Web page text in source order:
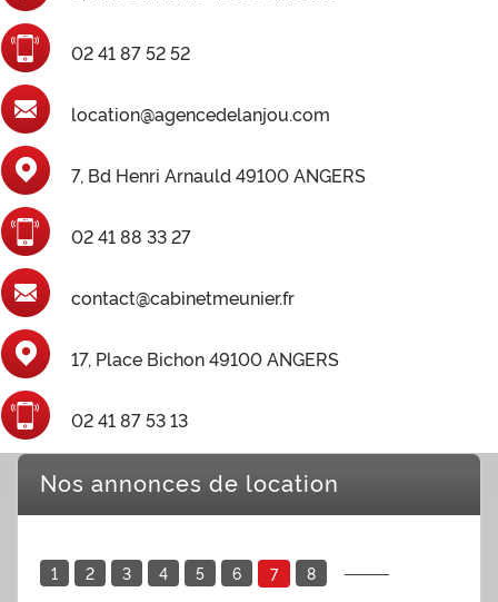
02 41 87 52 52
location@agencedelanjou.com
7, Bd Henri Arnauld 49100 ANGERS
02 41 88 33 27
contact@cabinetmeunier.fr
17, Place Bichon 49100 ANGERS
02 41 87 53 13
Nos annonces de location
1 2 3 4 5 6 7 8